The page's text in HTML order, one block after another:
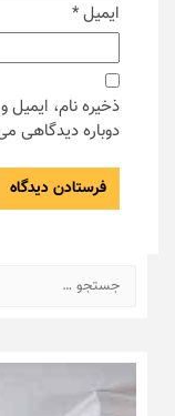
ایمیل*
ذخیره نام،
دوباره دیدگاهی
جستجو
برای: